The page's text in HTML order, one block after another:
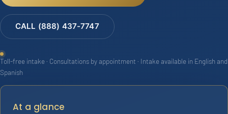
CALL (888) 437-7747
Toll-free intake · Consultations by appointment · Intake available in English and
Spanish
At a glance